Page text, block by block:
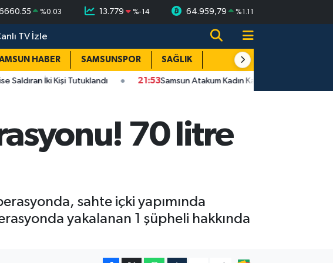
%0.03 13.779 %-14 64.959,79 %1.11
TV İzle
HABER SAMSUNSPOR SAĞLIK TEKNOLOJİ
Kişi Tutuklandı 21:53 Samsun Atakum Kadın Kavgası Bıçaklı | Zanlı Tutuklandı
70 litre
sahte içki yapımında
yakalanan 1 şüpheli hakkında